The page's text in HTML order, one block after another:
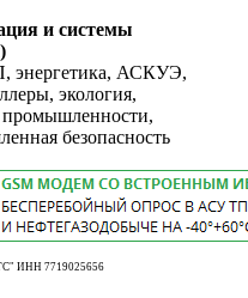
и системы
АСКУЭ,
экология,
промышленности,
безопасность
ИНН 7719025656